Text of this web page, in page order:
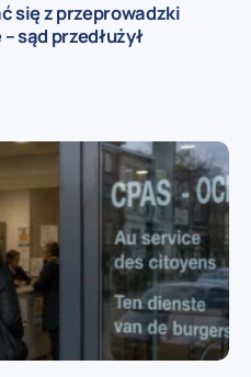
się z przeprowadzki
sąd przedłużył